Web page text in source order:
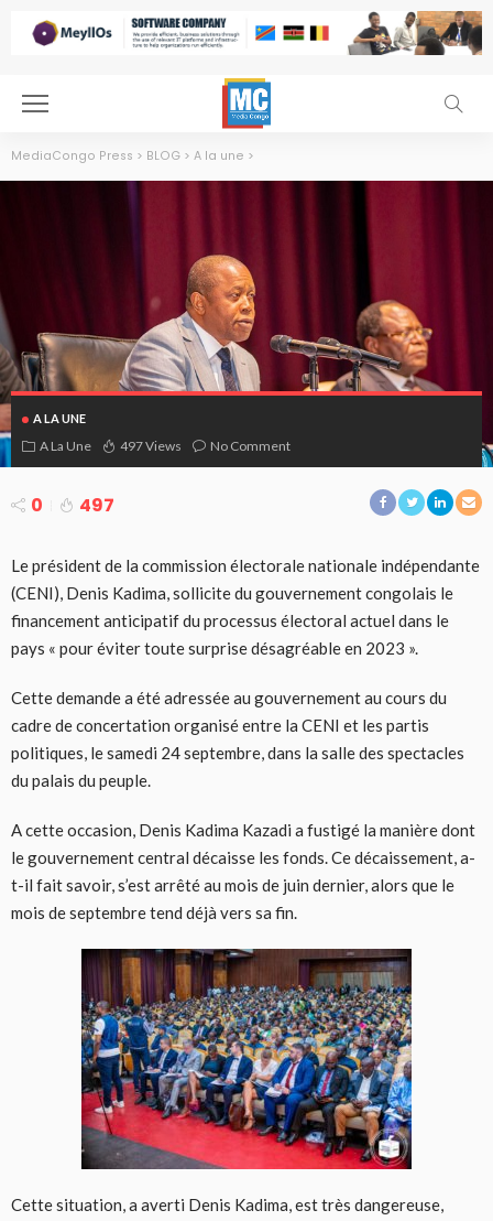
MediaCongo Press > BLOG > A la une >
A LA UNE
A La Une 497 Views No Comment
0 497
Le président de la commission électorale nationale indépendante
(CENI), Denis Kadima, sollicite du gouvernement congolais le
financement anticipatif du processus électoral actuel dans le
pays « pour éviter toute surprise désagréable en 2023 ».
Cette demande a été adressée au gouvernement au cours du
cadre de concertation organisé entre la CENI et les partis
politiques, le samedi 24 septembre, dans la salle des spectacles
du palais du peuple.
A cette occasion, Denis Kadima Kazadi a fustigé la manière dont
le gouvernement central décaisse les fonds. Ce décaissement, a-
t-il fait savoir, s’est arrêté au mois de juin dernier, alors que le
mois de septembre tend déjà vers sa fin.
Cette situation, a averti Denis Kadima, est très dangereuse,